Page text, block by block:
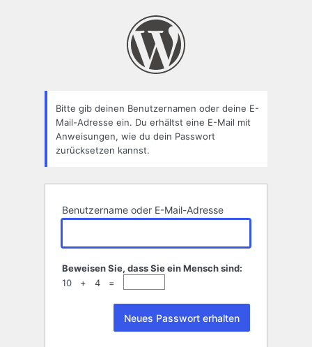
Bitte gib deinen Benutzernamen oder deine E-
Mail-Adresse ein. Du erhältst eine E-Mail mit
Anweisungen, wie du dein Passwort
zurücksetzen kannst.
Benutzername oder E-Mail-Adresse
Beweisen Sie, dass Sie ein Mensch sind:
10 + 4 =